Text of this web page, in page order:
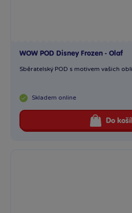
WOW POD Disney Frozen - Olaf
Sběratelský POD s motivem vašich
Skladem online
Do